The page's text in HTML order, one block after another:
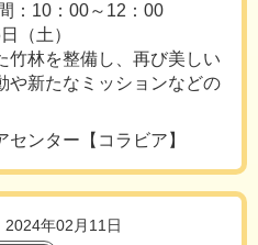
：10：00～12：00
（土）
竹林を整備し、再び美しい
や新たなミッションなどの
ンター【コラビア】
2024年02月11日